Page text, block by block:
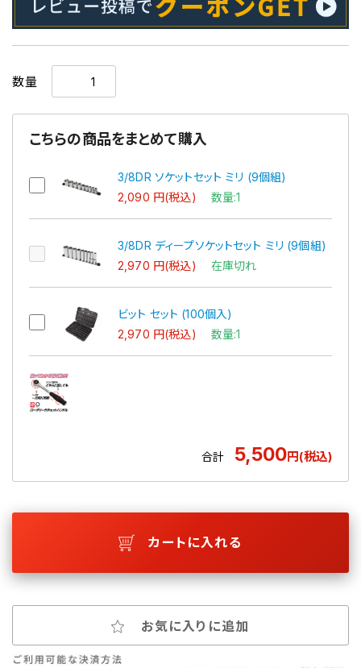
数量
こちらの商品をまとめて購入
3/8DR ソケットセット ミリ (9個組)
2,090 円(税込) 数量:1
3/8DR ディープソケットセット ミリ (9個組)
2,970 円(税込) 在庫切れ
ビット セット (100個入)
2,970 円(税込) 数量:1
合計 5,500円(税込)
カートに入れる
お気に入りに追加